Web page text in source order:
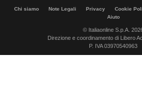
Chi siamo Note Legali Privacy Cookie
Aiuto
© Italiaonline S.p.A.
Direzione e coordinamento di Libero
P. IVA 03970540963